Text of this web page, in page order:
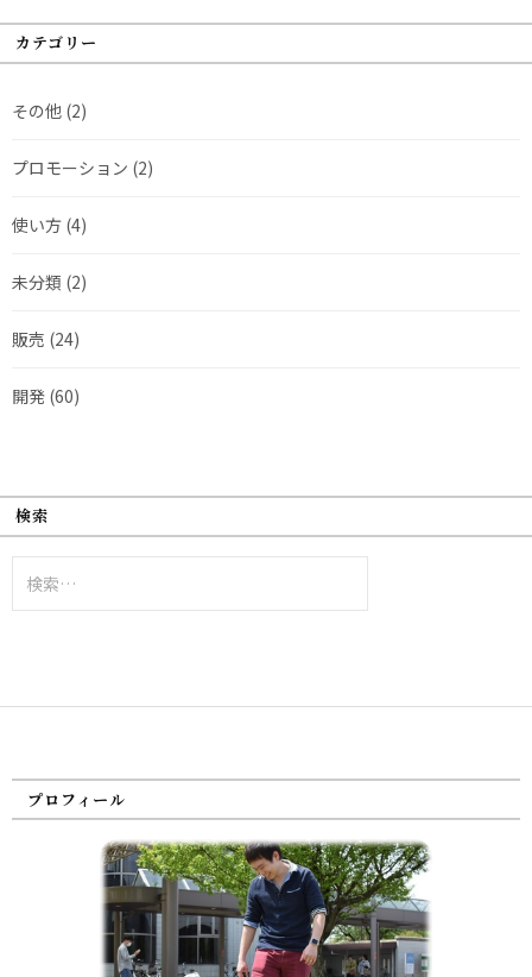
カテゴリー
その他 (2)
プロモーション (2)
使い方 (4)
未分類 (2)
販売 (24)
開発 (60)
検索
索:
プロフィール